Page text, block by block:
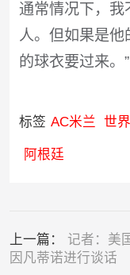
通常情况下，我
人。但如果是
的球衣要过来。”
标签 AC米兰 世
阿根廷
上一篇： 记者：美
因凡蒂诺进行谈话